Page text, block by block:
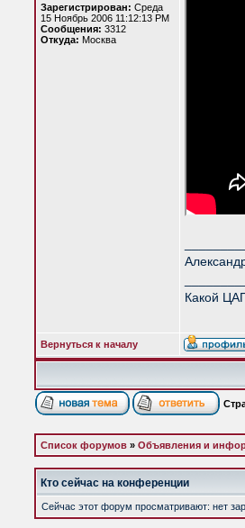
Зарегистрирован: Среда
15 Ноябрь 2006 11:12:13 PM
Сообщения: 3312
Откуда: Москва
Какой
Вернуться к началу
Список форумов » Объявления и
Кто сейчас на конференции
Сейчас этот форум просматривают: нет